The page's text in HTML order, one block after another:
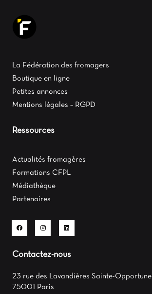
La Fédération des fromagers
Boutique en ligne
Petites annonces
Mentions légales – RGPD
Ressources
Actualités fromagères
Formations CFPL
Médiathèque
Partenaires
Contactez-nous
23 rue des Lavandières Sainte-Opportune
75001 Paris